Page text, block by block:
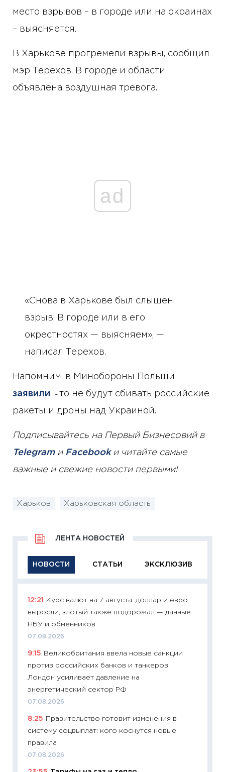
место взрывов – в городе или на окраинах
– выясняется.
В Харькове прогремели взрывы, сообщил
мэр Терехов. В городе и области
объявлена ​​воздушная тревога.
ad
«Снова в Харькове был слышен
взрыв. В городе или в его
окрестностях — выясняем», —
написал Терехов.
Напомним, в Минобороны Польши
заявили, что не будут сбивать российские
ракеты и дроны над Украиной.
Подписывайтесь на Первый Бизнесовий в
Telegramи Facebookи читайте самые
важные и свежие новости первыми!
Харьков Харьковская область
НОВОСТИ СТАТЬИ ЭКСКЛЮЗИВ
ЛЕНТА НОВОСТЕЙ
12:21
Курс валют на 7 августа: доллар и евро
выросли, злотый также подорожал — данные
НБУ и обменников
07.08.2026
9:15
Великобритания ввела новые санкции
против российских банков и танкеров:
Лондон усиливает давление на
энергетический сектор РФ
07.08.2026
8:25
Правительство готовит изменения в
систему соцвыплат: кого коснутся новые
правила
07.08.2026